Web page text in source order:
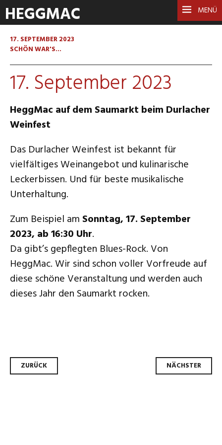
MENÜ
HEGGMAC
17. SEPTEMBER 2023
SCHÖN WAR'S...
17. September 2023
HeggMac auf dem Saumarkt beim Durlacher
Weinfest
Das Durlacher Weinfest ist bekannt für
vielfältiges Weinangebot und kulinarische
Leckerbissen. Und für beste musikalische
Unterhaltung.
Zum Beispiel am Sonntag, 17. September
2023, ab 16:30 Uhr.
Da gibt’s gepflegten Blues-Rock. Von
HeggMac. Wir sind schon voller Vorfreude auf
diese schöne Veranstaltung und werden auch
dieses Jahr den Saumarkt rocken.
Beitrags-
ZURÜCK NÄCHSTER